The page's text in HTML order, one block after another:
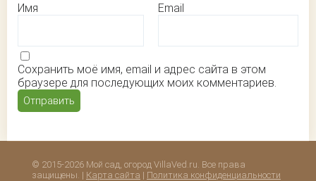
Имя Email
Сохранить моё имя, email и адрес сайта в этом
браузере для последующих моих комментариев.
© 2015-2026 Мой сад, огород VillaVed.ru. Все права
защищены. | Карта сайта | Политика конфиденциальности